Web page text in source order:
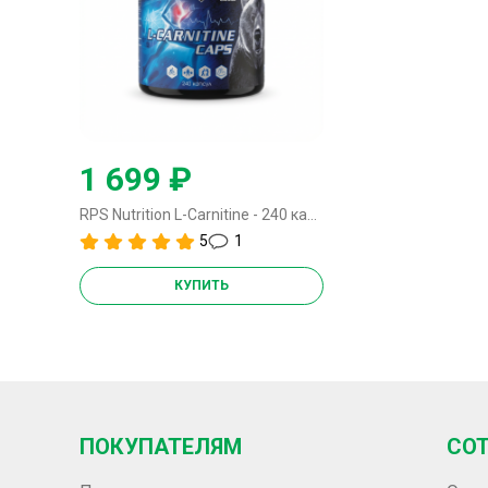
1 699 ₽
5
1
КУПИТЬ
ПОКУПАТЕЛЯМ